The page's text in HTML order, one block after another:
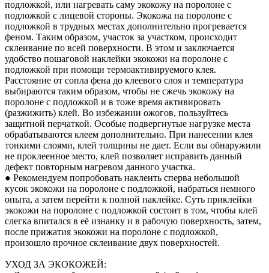
подложкой, или нагревать саму экокожу на поролоне с
подложкой с лицевой стороны. Экокожа на поролоне с
подложкой в трудных местах дополнительно прогревается
феном. Таким образом, участок за участком, происходит
склеивание по всей поверхности. В этом и заключается
удобство пошаговой наклейки экокожи на поролоне с
подложкой при помощи термоактивируемого клея.
Расстояние от сопла фена до клеевого слоя и температура
выбираются таким образом, чтобы не сжечь экокожу на
поролоне с подложкой и в тоже время активировать
(разжижить) клей. Во избежании ожогов, пользуйтесь
защитной перчаткой. Особые подвергнутые нагрузке места
обрабатываются клеем дополнительно. При нанесении клея
тонкими слоями, клей толщины не дает. Если вы обнаружили
не проклеенное место, клей позволяет исправить данный
дефект повторным нагревом данного участка.
● Рекомендуем попробовать наклеить сперва небольшой
кусок экокожи на поролоне с подложкой, набраться немного
опыта, а затем перейти к полной наклейке. Суть приклейки
экокожи на поролоне с подложкой состоит в том, чтобы клей
слегка впитался в её изнанку и в рабочую поверхность, затем,
после прижатия экокожи на поролоне с подложкой,
произошло прочное склеивание двух поверхностей.
УХОД ЗА ЭКОКОЖЕЙ: